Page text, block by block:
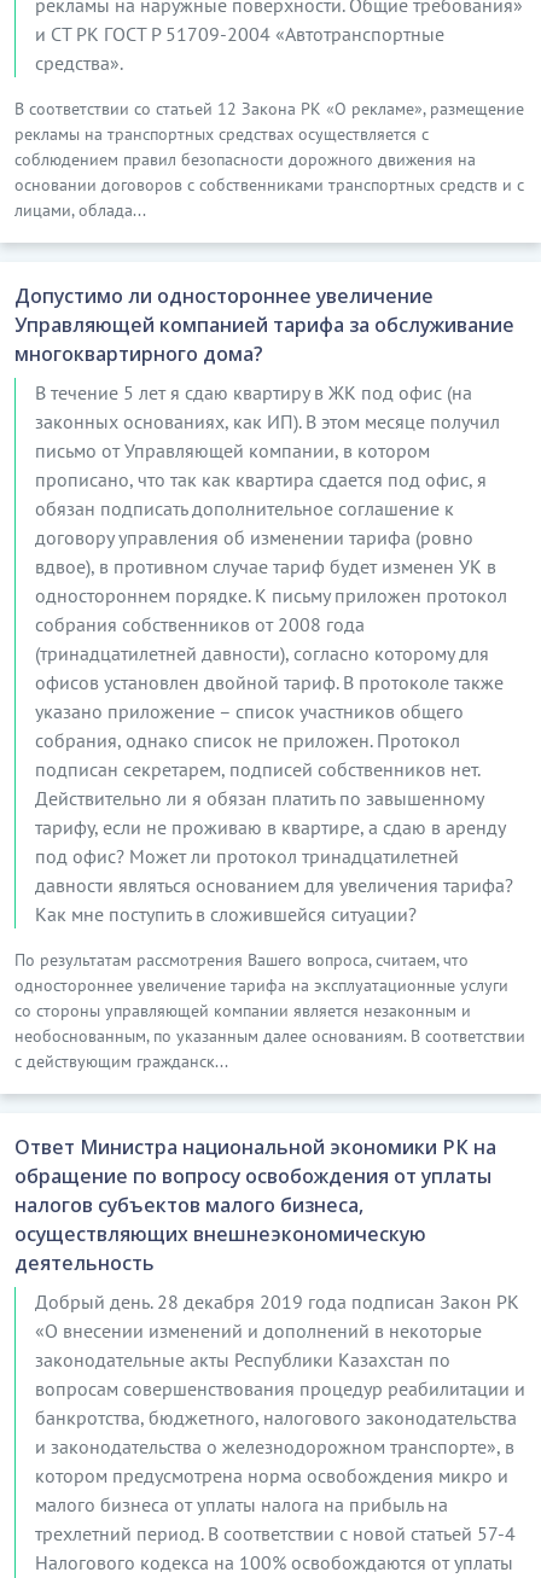
рекламы на наружные поверхности. Общие требования»
и СТ РК ГОСТ Р 51709-2004 «Автотранспортные
средства».
В соответствии со статьей 12 Закона РК «О рекламе», размещение
рекламы на транспортных средствах осуществляется с
соблюдением правил безопасности дорожного движения на
основании договоров с собственниками транспортных средств и с
лицами, облада...
Допустимо ли одностороннее увеличение
Управляющей компанией тарифа за обслуживание
многоквартирного дома?
В течение 5 лет я сдаю квартиру в ЖК под офис (на
законных основаниях, как ИП). В этом месяце получил
письмо от Управляющей компании, в котором
прописано, что так как квартира сдается под офис, я
обязан подписать дополнительное соглашение к
договору управления об изменении тарифа (ровно
вдвое), в противном случае тариф будет изменен УК в
одностороннем порядке. К письму приложен протокол
собрания собственников от 2008 года
(тринадцатилетней давности), согласно которому для
офисов установлен двойной тариф. В протоколе также
указано приложение – список участников общего
собрания, однако список не приложен. Протокол
подписан секретарем, подписей собственников нет.
Действительно ли я обязан платить по завышенному
тарифу, если не проживаю в квартире, а сдаю в аренду
под офис? Может ли протокол тринадцатилетней
давности являться основанием для увеличения тарифа?
Как мне поступить в сложившейся ситуации?
По результатам рассмотрения Вашего вопроса, считаем, что
одностороннее увеличение тарифа на эксплуатационные услуги
со стороны управляющей компании является незаконным и
необоснованным, по указанным далее основаниям. В соответствии
с действующим гражданск...
Ответ Министра национальной экономики РК на
обращение по вопросу освобождения от уплаты
налогов субъектов малого бизнеса,
осуществляющих внешнеэкономическую
деятельность
Добрый день. 28 декабря 2019 года подписан Закон РК
«О внесении изменений и дополнений в некоторые
законодательные акты Республики Казахстан по
вопросам совершенствования процедур реабилитации и
банкротства, бюджетного, налогового законодательства
и законодательства о железнодорожном транспорте», в
котором предусмотрена норма освобождения микро и
малого бизнеса от уплаты налога на прибыль на
трехлетний период. В соответствии с новой статьей 57-4
Налогового кодекса на 100% освобождаются от уплаты